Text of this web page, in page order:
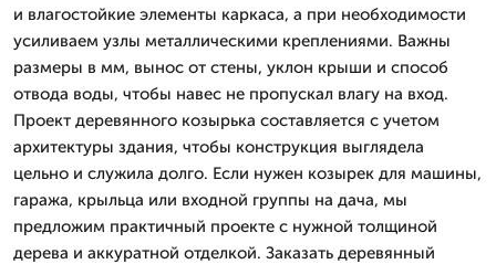
и влагостойкие элементы каркаса, а при необходимости
усиливаем узлы металлическими креплениями. Важны
размеры в мм, вынос от стены, уклон крыши и способ
отвода воды, чтобы навес не пропускал влагу на вход.
Проект деревянного козырька составляется с учетом
архитектуры здания, чтобы конструкция выглядела
цельно и служила долго. Если нужен козырек для машины,
гаража, крыльца или входной группы на дача, мы
предложим практичный проекте с нужной толщиной
дерева и аккуратной отделкой. Заказать деревянный